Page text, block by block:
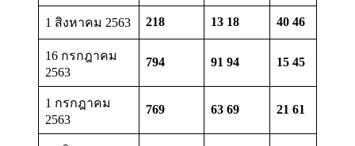
1 สิงหาคม 2563 218 13 18 40 46
16 กรกฎาคม
2563
794 91 94 15 45
1 กรกฎาคม
2563
769 63 69 21 61